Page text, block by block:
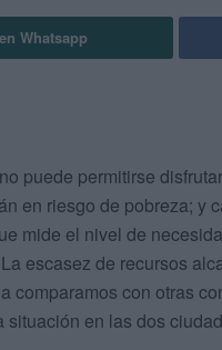
Whatsapp
puede permitirse
en riesgo de pobreza; y
mide el nivel de
escasez de recursos
comparamos con otras
en las dos